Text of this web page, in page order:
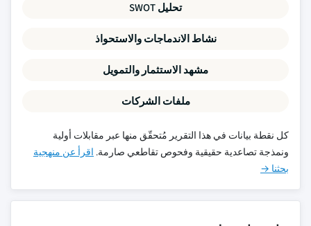
تحليل SWOT
نشاط الاندماجات والاستحواذ
مشهد الاستثمار والتمويل
ملفات الشركات
كل نقطة بيانات في هذا التقرير مُتحقّق منها عبر مقابلات أولية
ونمذجة تصاعدية حقيقية وفحوص تقاطعي صارمة. اقرأ عن منهجية
بحثنا →